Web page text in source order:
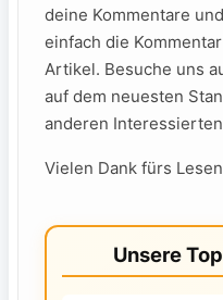
deine Kommentare
einfach die
Artikel. Besuche⁣ uns
⁢auf dem⁣ neuesten
anderen
Vielen Dank fürs⁢
Unsere